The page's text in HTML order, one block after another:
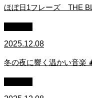
ほぼ日1フレーズ THE
2025.12.08
冬の夜に響く温かい音楽